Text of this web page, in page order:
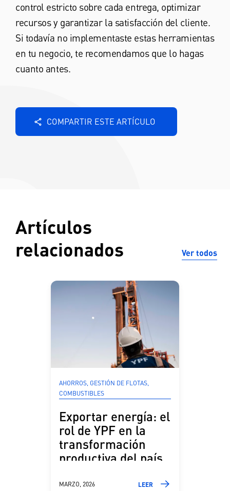
control estricto sobre cada entrega, optimizar
recursos y garantizar la satisfacción del cliente.
Si todavía no implementaste estas herramientas
en tu negocio, te recomendamos que lo hagas
cuanto antes.
COMPARTIR ESTE ARTÍCULO
Artículos
relacionados
Ver todos
AHORROS, GESTIÓN DE FLOTAS,
COMBUSTIBLES
Exportar energía: el
rol de YPF en la
transformación
productiva del país
MARZO, 2026 LEER